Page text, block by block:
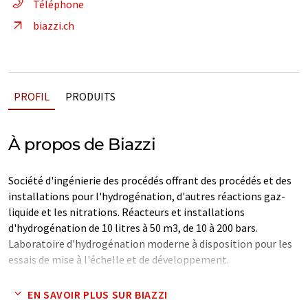
Téléphone
biazzi.ch
PROFIL PRODUITS
À propos de Biazzi
Société d'ingénierie des procédés offrant des procédés et des
installations pour l'hydrogénation, d'autres réactions gaz-
liquide et les nitrations. Réacteurs et installations
d'hydrogénation de 10 litres à 50 m3, de 10 à 200 bars.
Laboratoire d'hydrogénation moderne à disposition pour les
essais de mise à l'échelle et de développement.
Note: Cet article a été traduit à l'aide d'un système
EN SAVOIR PLUS SUR BIAZZI